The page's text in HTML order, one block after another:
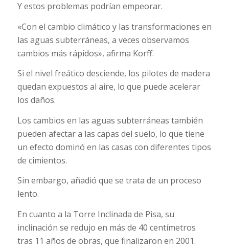
Y estos problemas podrían empeorar.
«Con el cambio climático y las transformaciones en
las aguas subterráneas, a veces observamos
cambios más rápidos», afirma Korff.
Si el nivel freático desciende, los pilotes de madera
quedan expuestos al aire, lo que puede acelerar
los daños.
Los cambios en las aguas subterráneas también
pueden afectar a las capas del suelo, lo que tiene
un efecto dominó en las casas con diferentes tipos
de cimientos.
Sin embargo, añadió que se trata de un proceso
lento.
En cuanto a la Torre Inclinada de Pisa, su
inclinación se redujo en más de 40 centímetros
tras 11 años de obras, que finalizaron en 2001.